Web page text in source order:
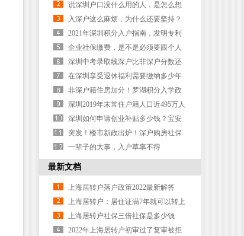
立案查处
说深圳户口没什么用的人，是怎么想
的
入深户这么麻烦，为什么还要坚持？
这可能就是真正的原因吧
2021年深圳积分入户指南，发明专利
加30分，你知道怎么入户吗？
企业社保缴费，是不是必须要跟个人
的工资保持一致呢？
深圳中考录取线深户比非深户分数还
要高 ,你还敢入深户吗？
在深圳享受退休福利需要缴纳多少年
的社保？
非深户籍住房加分！罗湖积分入学政
策这些变化家长须知
深圳2019年末常住户籍人口近495万人
同比增加40万人
深圳如何申请创业补贴多少钱？宝安
区深圳市自主创业补贴受理
突发！楼市新政出炉！深户购房社保
满3年+豪宅税标准调至750万
一辈子的大事，入户草率不得
最新文档
上海居转户落户政策2022最新解答
上海居转户：居住证满7年就可以转上
海户口吗？
上海居转户社保三倍社保是多少钱
2022年上海居转户初审过了复审被拒